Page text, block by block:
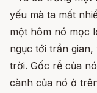
yếu mà ta mất
một hôm nó mọc
ngục tới trần
trời. Gốc rễ của
cành của nó ở